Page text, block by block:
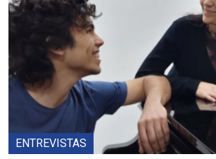
ENTREVISTAS